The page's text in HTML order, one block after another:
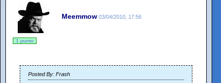
Meemmow 03/04/2010, 17:56
1 punto
Posted By: Frash